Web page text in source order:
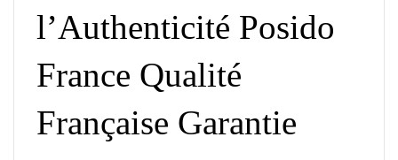
l’Authenticité Posido
France Qualité
Française Garantie